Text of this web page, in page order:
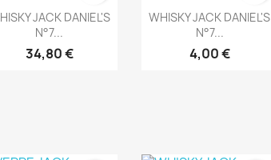
Aperçu rapide
JACK DANIEL'S
N°7...
34,80 €
Aperçu rapide
WHISKY JACK DANIEL'S
N°7...
4,00 €